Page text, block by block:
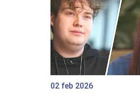
02 feb 2026